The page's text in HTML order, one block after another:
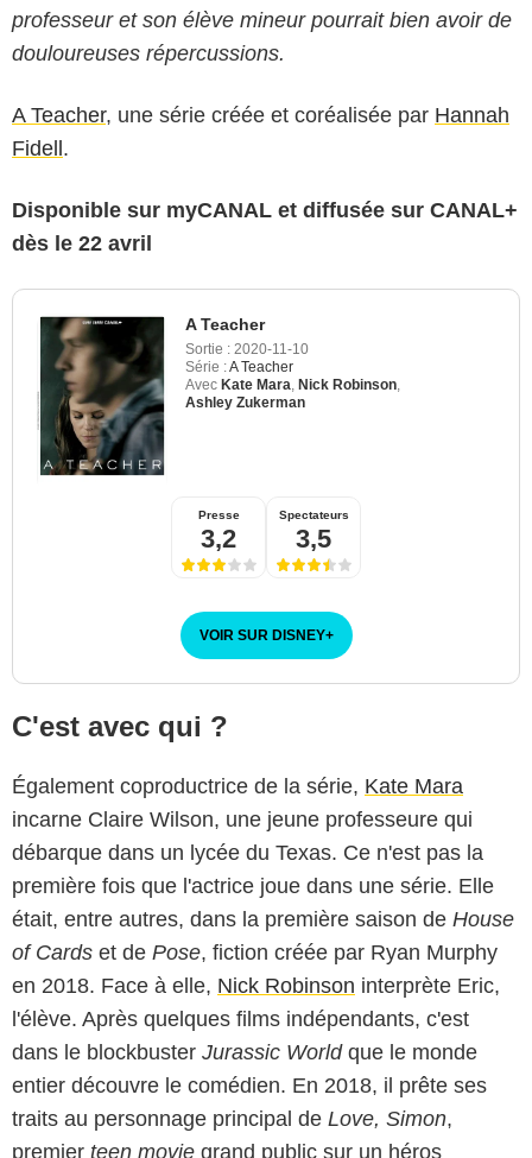
professeur et son élève mineur pourrait bien avoir de
douloureuses répercussions.
A Teacher, une série créée et coréalisée par Hannah
Fidell.
Disponible sur myCANAL et diffusée sur CANAL+
dès le 22 avril
A Teacher
Sortie : 2020-11-10
Série :A Teacher
Avec Kate Mara Nick Robinson
Ashley Zukerman
Presse
3,2
Spectateurs
3,5
VOIR SUR DISNEY+
C'est avec qui ?
Également coproductrice de la série, Kate Mara
incarne Claire Wilson, une jeune professeure qui
débarque dans un lycée du Texas. Ce n'est pas la
première fois que l'actrice joue dans une série. Elle
était, entre autres, dans la première saison de House
of Cards et de Pose, fiction créée par Ryan Murphy
en 2018. Face à elle, Nick Robinson interprète Eric,
l'élève. Après quelques films indépendants, c'est
dans le blockbuster Jurassic Worldque le monde
entier découvre le comédien. En 2018, il prête ses
traits au personnage principal de Love, Simon,
premier teen movie grand public sur un héros